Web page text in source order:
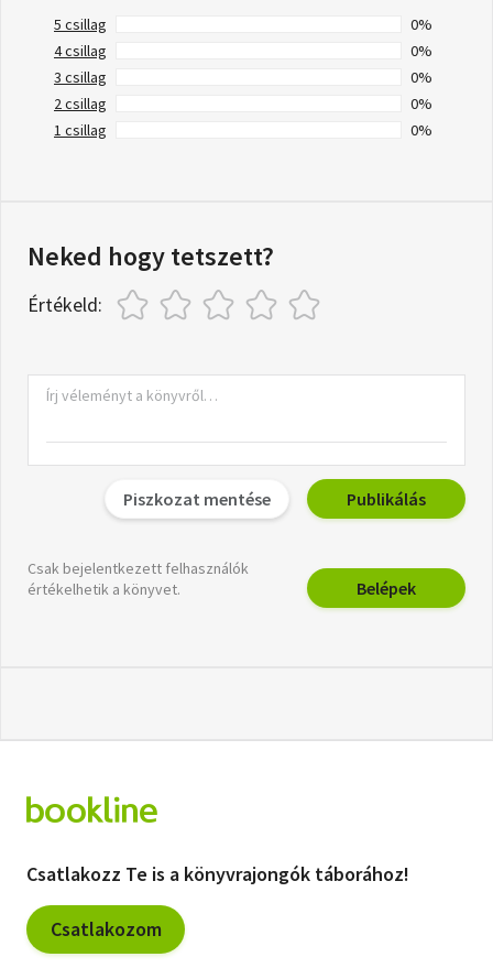
5 csillag
0%
4 csillag
0%
3 csillag
0%
2 csillag
0%
1 csillag
0%
Neked hogy tetszett?
Értékeld:
Piszkozat mentése Publikálás
Csak bejelentkezett felhasználók
értékelhetik a könyvet.
Belépek
Csatlakozz Te is a könyvrajongók táborához!
Csatlakozom